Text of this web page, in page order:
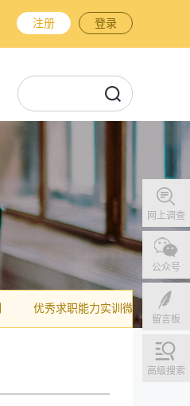
注册 登录
网上调查
公众号
留言板
高级搜索
优秀求职能力实训微课